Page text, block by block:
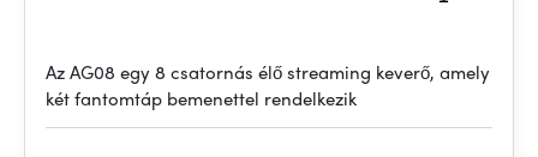
Az AG08 egy 8 csatornás élő streaming keverő, amely
két fantomtáp bemenettel rendelkezik